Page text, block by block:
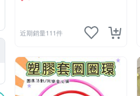
近期銷量111件